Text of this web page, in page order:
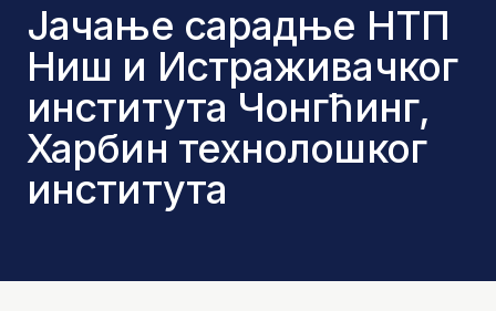
Јачање сарадње НТП
Ниш и Истраживачког
института Чонгћинг,
Харбин технолошког
института